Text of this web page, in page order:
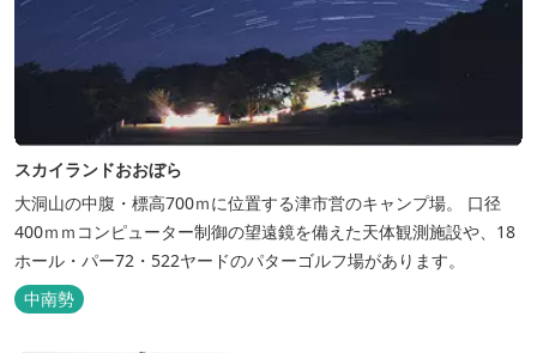
スカイランドおおぼら
大洞山の中腹・標高700ｍに位置する津市営のキャンプ場。 口径
400ｍｍコンピューター制御の望遠鏡を備えた天体観測施設や、18
ホール・パー72・522ヤードのパターゴルフ場があります。
中南勢